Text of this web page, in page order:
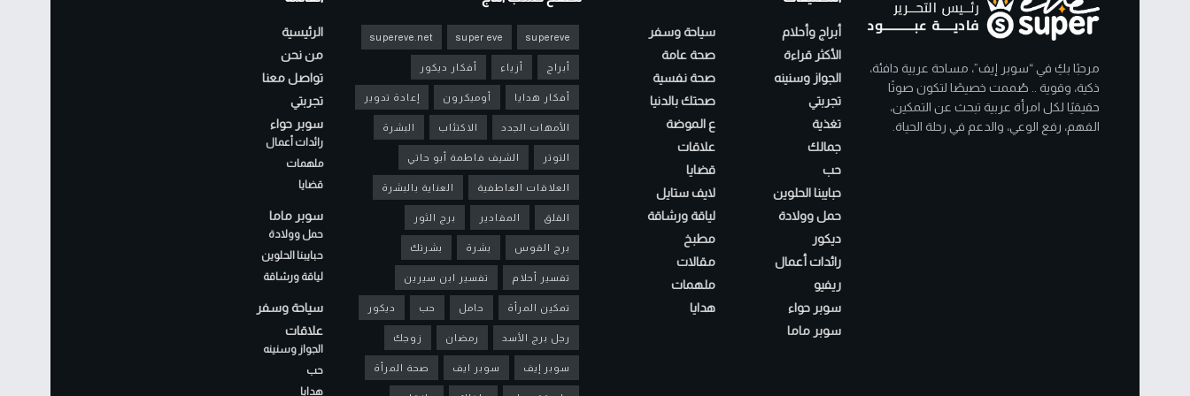
مرحبًا بكِ في “سوبر إيف”، مساحة عربية دافئة،
ذكية، وقوية .. صُممت خصيصًا لتكون صوتًا
حقيقيًا لكل امرأة عربية تبحث عن التمكين،
الفهم، رفع الوعي، والدعم في رحلة الحياة.
أبراج وأحلام
الأكثر قراءة
الجواز وسنينه
تجربتي
تغذية
جمالك
حب
حبايبنا الحلوين
حمل وولادة
ديكور
رائدات أعمال
ريفيو
سوبر حواء
سوبر ماما
سياحة وسفر
صحة عامة
صحة نفسية
صحتك بالدنيا
ع الموضة
علاقات
قضايا
لايف ستايل
لياقة ورشاقة
مطبخ
مقالات
ملهمات
هدايا
supereve
super eve
supereve.net
أبراج أزياء أفكار ديكور
أفكار هدايا أوميكرون إعادة تدوير
الأمهات الجدد الاكتئاب البشرة
التوتر الشيف فاطمة أبو حاتي
العلاقات العاطفية العناية بالبشرة
القلق المقادير برج الثور
برج القوس بشرة بشرتك
تفسير أحلام تفسير ابن سيرين
تمكين المرأة حامل حب ديكور
رجل برج الأسد رمضان زوجك
سوبر إيف سوبر ايف صحة المرأة
الرئيسية
من نحن
تواصل معنا
تجربتي
سوبر حواء
رائدات أعمال
ملهمات
قضايا
سوبر ماما
حمل وولادة
حبايبنا الحلوين
لياقة ورشاقة
سياحة وسفر
علاقات
الجواز وسنينه
حب
هدايا